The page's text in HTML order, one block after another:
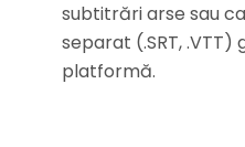
subtitrări arse sau
separat (.SRT,
platformă.